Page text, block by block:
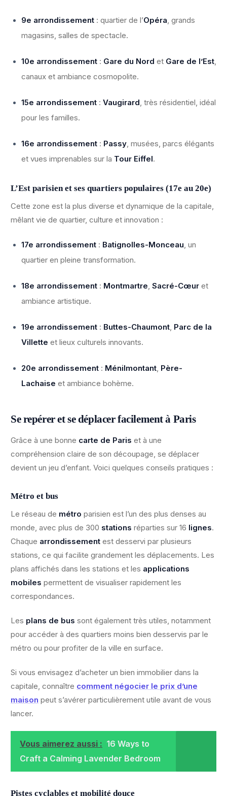
9e arrondissement : quartier de l’Opéra, grands
magasins, salles de spectacle.
10e arrondissement : Gare du Nord et Gare de l’Est,
canaux et ambiance cosmopolite.
15e arrondissement : Vaugirard, très résidentiel, idéal
pour les familles.
16e arrondissement : Passy, musées, parcs élégants
et vues imprenables sur la Tour Eiffel.
L’Est parisien et ses quartiers populaires (17e au 20e)
Cette zone est la plus diverse et dynamique de la capitale,
mêlant vie de quartier, culture et innovation :
17e arrondissement : Batignolles-Monceau, un
quartier en pleine transformation.
18e arrondissement : Montmartre, Sacré-Cœur et
ambiance artistique.
19e arrondissement : Buttes-Chaumont, Parc de la
Villette et lieux culturels innovants.
20e arrondissement : Ménilmontant, Père-
Lachaise et ambiance bohème.
Se repérer et se déplacer facilement à Paris
Grâce à une bonne carte de Paris et à une
compréhension claire de son découpage, se déplacer
devient un jeu d’enfant. Voici quelques conseils pratiques :
Métro et bus
Le réseau de métro parisien est l’un des plus denses au
monde, avec plus de 300 stations réparties sur 16 lignes.
Chaque arrondissement est desservi par plusieurs
stations, ce qui facilite grandement les déplacements. Les
plans affichés dans les stations et les applications
mobiles permettent de visualiser rapidement les
correspondances.
Les plans de bus sont également très utiles, notamment
pour accéder à des quartiers moins bien desservis par le
métro ou pour profiter de la ville en surface.
Si vous envisagez d’acheter un bien immobilier dans la
capitale, connaître comment négocier le prix d’une
maison peut s’avérer particulièrement utile avant de vous
lancer.
Vous aimerez aussi : 16 Ways to
Craft a Calming Lavender Bedroom
Pistes cyclables et mobilité douce